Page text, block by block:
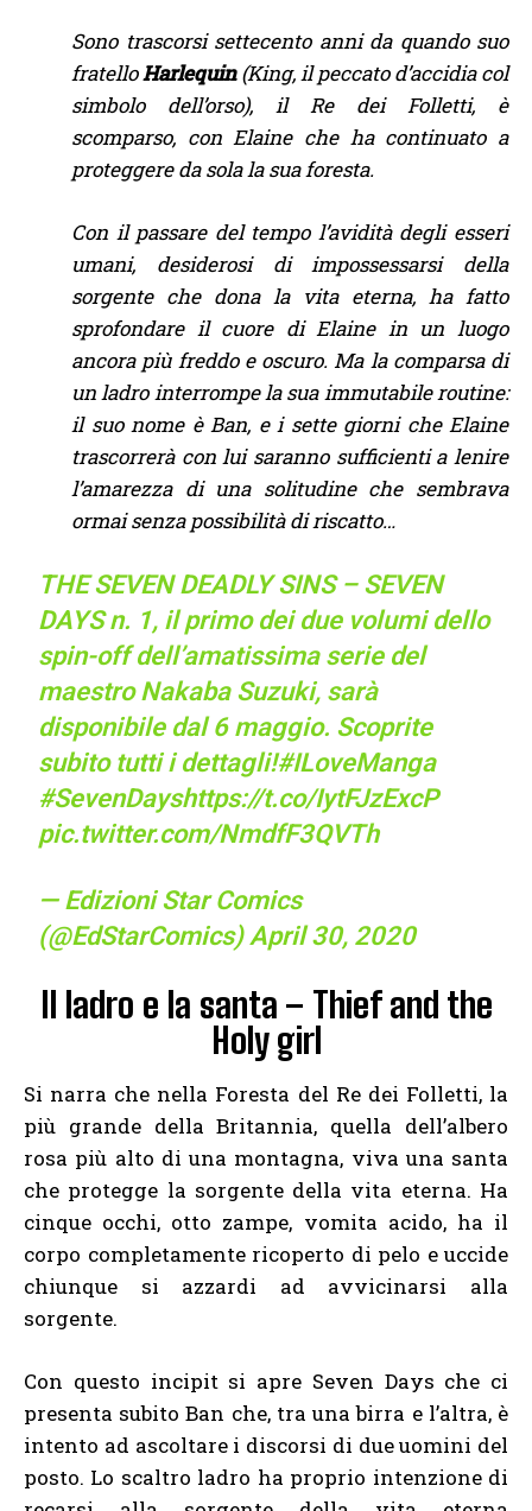
Sono trascorsi settecento anni da quando suo
fratelloHarlequin(King, il peccato d’accidia col
simbolo dell’orso), il Re dei Folletti, è
scomparso, con Elaine che ha continuato a
proteggere da sola la sua foresta.
Con il passare del tempo l’avidità degli esseri
umani, desiderosi di impossessarsi della
sorgente che dona la vita eterna, ha fatto
sprofondare il cuore di Elaine in un luogo
ancora più freddo e oscuro. Ma la comparsa di
un ladro interrompe la sua immutabile routine:
il suo nome è Ban, e i sette giorni che Elaine
trascorrerà con lui saranno sufficienti a lenire
l’amarezza di una solitudine che sembrava
ormai senza possibilità di riscatto…
THE SEVEN DEADLY SINS – SEVEN
DAYS n. 1, il primo dei due volumi dello
spin-off dell’amatissima serie del
maestro Nakaba Suzuki, sarà
disponibile dal 6 maggio. Scoprite
subito tutti i dettagli!#ILoveManga
#SevenDayshttps://t.co/IytFJzExcP
pic.twitter.com/NmdfF3QVTh
— Edizioni Star Comics
(@EdStarComics)April 30, 2020
Il ladro e la santa – Thief and the
Holy girl
Si narra che nella Foresta del Re dei Folletti, la
più grande della Britannia, quella dell’albero
rosa più alto di una montagna, viva una santa
che protegge la sorgente della vita eterna. Ha
cinque occhi, otto zampe, vomita acido, ha il
corpo completamente ricoperto di pelo e uccide
chiunque si azzardi ad avvicinarsi alla
sorgente.
Con questo incipit si apre Seven Days che ci
presenta subito Ban che, tra una birra e l’altra, è
intento ad ascoltare i discorsi di due uomini del
posto. Lo scaltro ladro ha proprio intenzione di